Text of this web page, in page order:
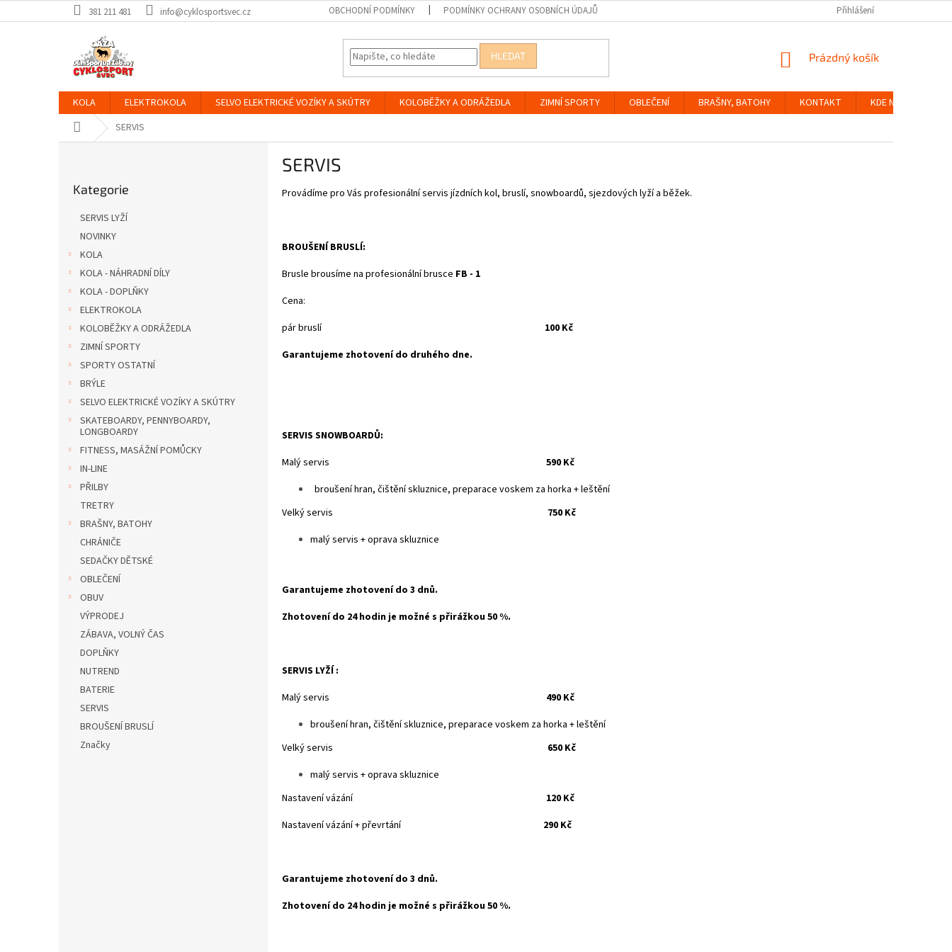
na
381 211 481 info@cyklosportsvec.cz OBCHODNÍ PODMÍNKY PODMÍNKY OCHRANY OSOBNÍCH ÚDAJŮ Přihlášení
HLEDAT
NÁKUPNÍ
Prázdný košík
KOLA ELEKTROKOLA SELVO ELEKTRICKÉ VOZÍKY A SKÚTRY KOLOBĚŽKY A ODRÁŽEDLA ZIMNÍ SPORTY OBLEČENÍ BRAŠNY, BATOHY KONTAKT
KDE NÁS NAJDETE
Domů SERVIS
kategorie
Kategorie
SERVIS LYŽÍ
NOVINKY
KOLA
KOLA - NÁHRADNÍ DÍLY
KOLA - DOPLŇKY
ELEKTROKOLA
KOLOBĚŽKY A ODRÁŽEDLA
ZIMNÍ SPORTY
SPORTY OSTATNÍ
BRÝLE
SELVO ELEKTRICKÉ VOZÍKY A SKÚTRY
SKATEBOARDY, PENNYBOARDY,
LONGBOARDY
FITNESS, MASÁŽNÍ POMŮCKY
IN-LINE
PŘILBY
TRETRY
BRAŠNY, BATOHY
CHRÁNIČE
SEDAČKY DĚTSKÉ
OBLEČENÍ
OBUV
VÝPRODEJ
ZÁBAVA, VOLNÝ ČAS
DOPLŇKY
NUTREND
BATERIE
SERVIS
BROUŠENÍ BRUSLÍ
Značky
SERVIS
Provádíme pro Vás profesionální servis jízdních kol, bruslí, snowboardů, sjezdových lyží a běžek.
BROUŠENÍ BRUSLÍ:
Brusle brousíme na profesionální brusce FB - 1
Cena:
pár bruslí
100 Kč
Garantujeme zhotovení do druhého dne.
SERVIS SNOWBOARDŮ:
Malý servis
590 Kč
broušení hran, čištění skluznice, preparace voskem za horka + leštění
Velký servis
750 Kč
malý servis + oprava skluznice
Garantujeme zhotovení do 3 dnů.
Zhotovení do 24 hodin je možné s přirážkou 50 %.
SERVIS LYŽÍ :
Malý servis
490 Kč
broušení hran, čištění skluznice, preparace voskem za horka + leštění
Velký servis
650 Kč
malý servis + oprava skluznice
Nastavení vázání
120 Kč
Nastavení vázání + převrtání
290 Kč
Garantujeme zhotovení do 3 dnů.
Zhotovení do 24 hodin je možné s přirážkou 50 %.